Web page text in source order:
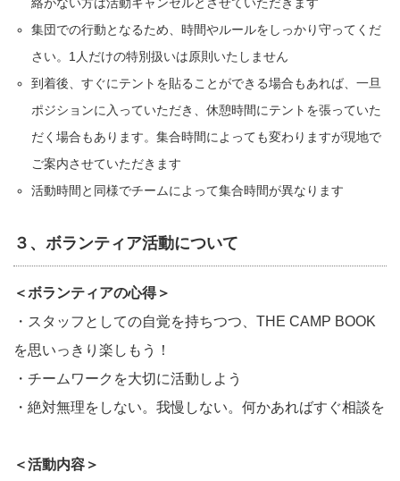
集団での行動となるため、時間やルールをしっかり守ってくだ
さい。1人だけの特別扱いは原則いたしません
到着後、すぐにテントを貼ることができる場合もあれば、一旦
ポジションに入っていただき、休憩時間にテントを張っていた
だく場合もあります。集合時間によっても変わりますが現地で
ご案内させていただきます
活動時間と同様でチームによって集合時間が異なります
３、ボランティア活動について
＜ボランティアの心得＞
・スタッフとしての自覚を持ちつつ、THE CAMP BOOK
を思いっきり楽しもう！
・チームワークを大切に活動しよう
・絶対無理をしない。我慢しない。何かあればすぐ相談を
＜活動内容＞